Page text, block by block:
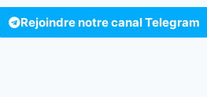
Rejoindre notre canal Telegram